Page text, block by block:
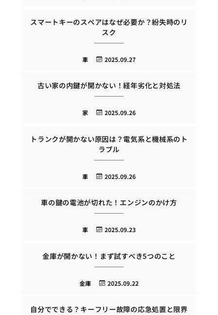
スマートキーのスペアはなぜ必要か？紛失時のリ
スク
2025.09.27
車
古い家の内鍵が開かない！経年劣化と対処法
2025.09.26
家
トランクが開かない原因は？電気系と機械系のト
ラブル
2025.09.26
車
車の鍵の電池が切れた！エンジンのかけ方
2025.09.23
車
金庫が開かない！まず試すべき5つのこと
2025.09.22
金庫
自分でできる？キーフリー故障の応急処置と限界